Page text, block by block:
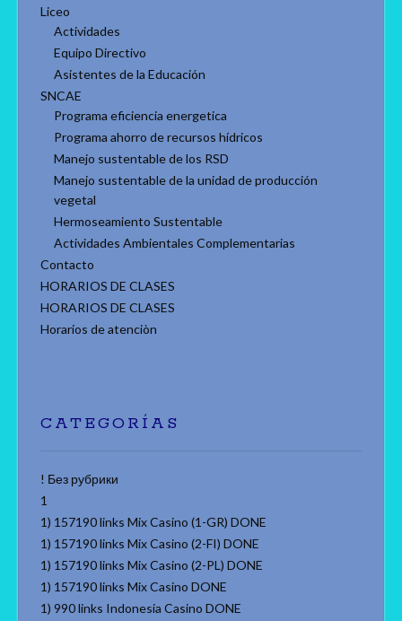
Liceo
Actividades
Equipo Directivo
Asistentes de la Educación
SNCAE
Programa eficiencia energetica
Programa ahorro de recursos hídricos
Manejo sustentable de los RSD
Manejo sustentable de la unidad de producción
vegetal
Hermoseamiento Sustentable
Actividades Ambientales Complementarias
Contacto
HORARIOS DE CLASES
HORARIOS DE CLASES
Horarios de atenciòn
CATEGORÍAS
! Без рубрики
1
1) 157190 links Mix Casino (1-GR) DONE
1) 157190 links Mix Casino (2-FI) DONE
1) 157190 links Mix Casino (2-PL) DONE
1) 157190 links Mix Casino DONE
1) 990 links Indonesia Casino DONE